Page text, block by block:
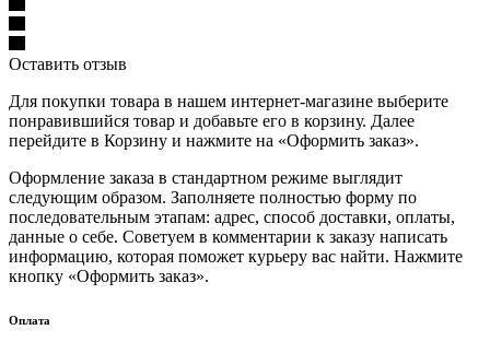
Оставить отзыв
Для покупки товара в нашем интернет-магазине выберите
понравившийся товар и добавьте его в корзину. Далее
перейдите в Корзину и нажмите на «Оформить заказ».
Оформление заказа в стандартном режиме выглядит
следующим образом. Заполняете полностью форму по
последовательным этапам: адрес, способ доставки, оплаты,
данные о себе. Советуем в комментарии к заказу написать
информацию, которая поможет курьеру вас найти. Нажмите
кнопку «Оформить заказ».
Оплата